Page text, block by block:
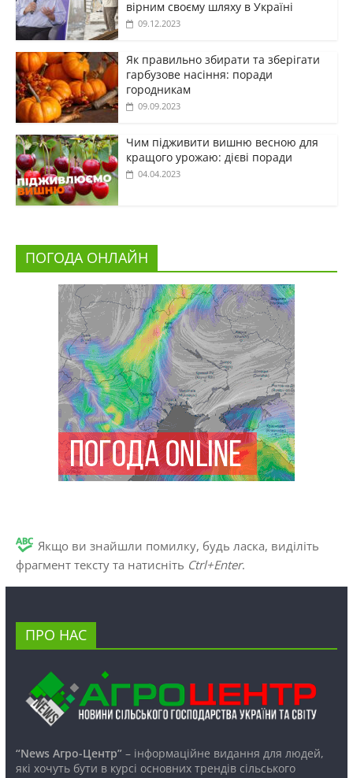
вірним своєму шляху в Україні
09.12.2023
Як правильно збирати та зберігати
гарбузове насіння: поради
городникам
09.09.2023
Чим підживити вишню весною для
кращого урожаю: дієві поради
04.04.2023
ПОГОДА ОНЛАЙН
Якщо ви знайшли помилку, будь ласка, виділіть
фрагмент тексту та натисніть Ctrl+Enter.
ПРО НАС
“News Агро-Центр”– інформаційне видання для людей,
які хочуть бути в курсі основних трендів сільського